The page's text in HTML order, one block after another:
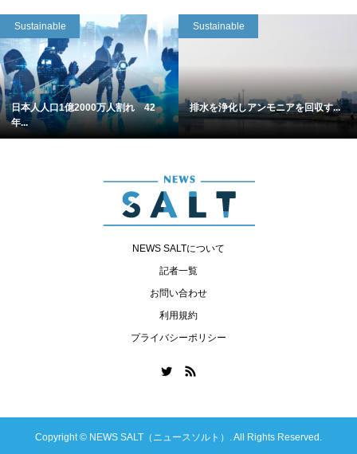
Sustainable
日本人人口1億2000万人割れ 42
年...
Sustainable
排水を浄化しアンモニアを回収す...
NEWS SALTについて
記者一覧
お問い合わせ
利用規約
プライバシーポリシー
Copyright © NEWS SALT（ニュースソルト）. All Rights Reserved.